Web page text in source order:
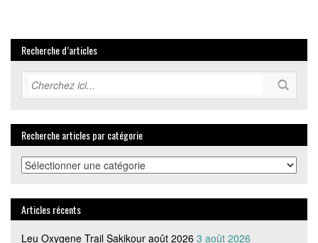
Recherche d’articles
Recherche articles par catégorie
Recherche
catégorie
Articles récents
Leu Oxygene Trail Sakikour août 2026 3 août 2026